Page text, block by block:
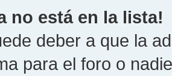
no está en la lista!
deber a que la
para el foro o